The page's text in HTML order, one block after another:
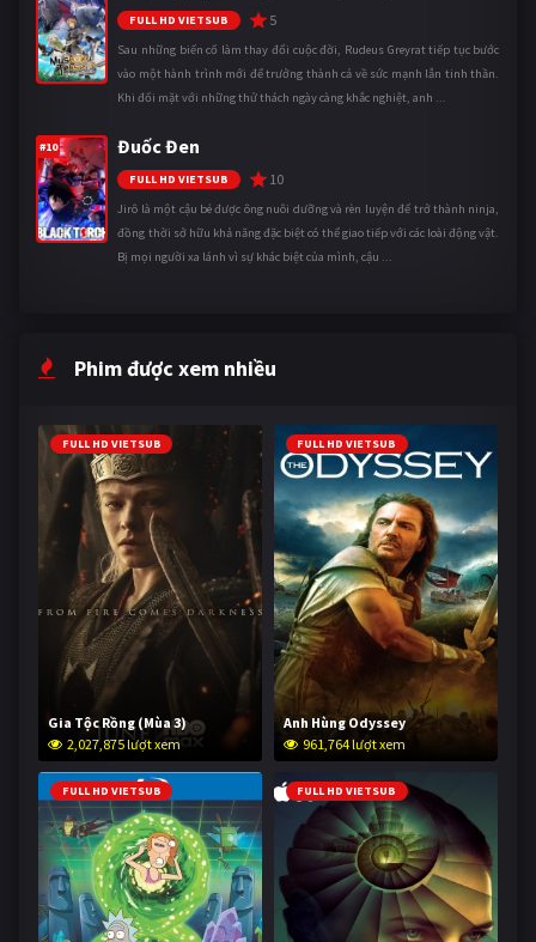
FULL HD VIETSUB 5
Sau những biến cố làm thay đổi cuộc đời, Rudeus Greyrat tiếp tục bước
vào một hành trình mới để trưởng thành cả về sức mạnh lẫn tinh thần.
Khi đối mặt với những thử thách ngày càng khắc nghiệt, anh ...
#10 Đuốc Đen
FULL HD VIETSUB 10
Jirô là một cậu bé được ông nuôi dưỡng và rèn luyện để trở thành ninja,
đồng thời sở hữu khả năng đặc biệt có thể giao tiếp với các loài động vật.
Bị mọi người xa lánh vì sự khác biệt của mình, cậu ...
Phim được xem nhiều
FULL HD VIETSUB
Gia Tộc Rồng (Mùa 3)
2,027,875 lượt xem
FULL HD VIETSUB
Anh Hùng Odyssey
961,764 lượt xem
FULL HD VIETSUB FULL HD VIETSUB